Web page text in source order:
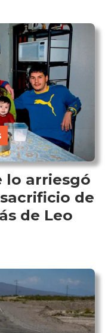
lo arriesgó
de
de Leo